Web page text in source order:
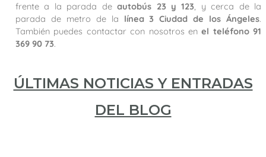
frente a la parada deautobús 23 y 123, y cerca de la
parada de metro de la línea 3 Ciudad de los Ángeles.
También puedes contactar con nosotros enel teléfono 91
369 90 73.
ÚLTIMAS NOTICIAS Y ENTRADAS
DEL BLOG